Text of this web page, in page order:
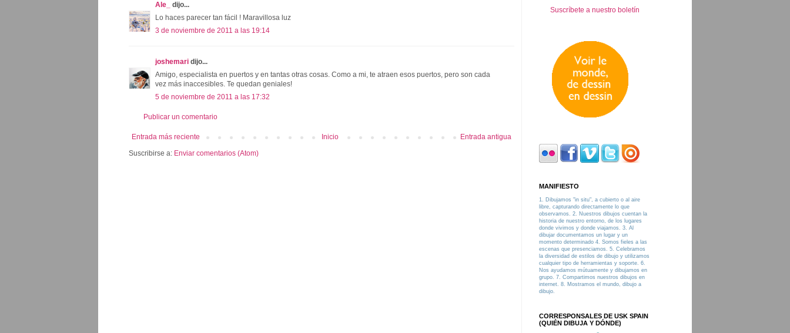
Ale_
dijo...
Lo haces parecer tan fácil ! Maravillosa luz
3 de noviembre de 2011 a las 19:14
joshemari dijo...
Amigo, especialista en puertos y en tantas otras cosas. Como a mi, te atraen esos puertos, pero son cada
vez más inaccesibles. Te quedan geniales!
5 de noviembre de 2011 a las 17:32
Publicar un comentario
Entrada más reciente Entrada antigua
Inicio
Suscribirse a: Enviar comentarios (Atom)
Suscríbete a nuestro boletín
MANIFIESTO
1. Dibujamos "in situ", a cubierto o al aire
libre, capturando directamente lo que
observamos. 2. Nuestros dibujos cuentan la
historia de nuestro entorno, de los lugares
donde vivimos y donde viajamos. 3. Al
dibujar documentamos un lugar y un
momento determinado 4. Somos fieles a las
escenas que presenciamos. 5. Celebramos
la diversidad de estilos de dibujo y utilizamos
cualquier tipo de herramientas y soporte. 6.
Nos ayudamos mútuamente y dibujamos en
grupo. 7. Compartimos nuestros dibujos en
internet. 8. Mostramos el mundo, dibujo a
dibujo.
CORRESPONSALES DE USK SPAIN
(QUIÉN DIBUJA Y DÓNDE)